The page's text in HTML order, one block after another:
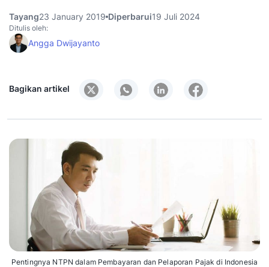
Tayang23 January 2019 Diperbarui19 Juli 2024
Ditulis oleh:
Angga Dwijayanto
Bagikan artikel
Pentingnya NTPN dalam Pembayaran dan Pelaporan Pajak di Indonesia